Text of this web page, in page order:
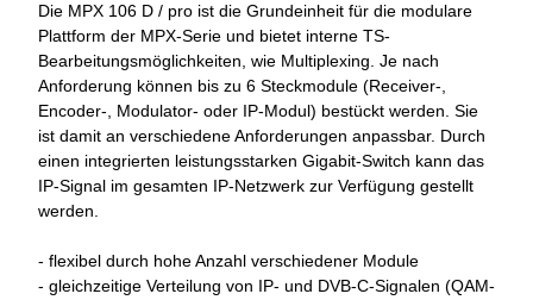
Die MPX 106 D / pro ist die Grundeinheit für die modulare
Plattform der MPX-Serie und bietet interne TS-
Bearbeitungsmöglichkeiten, wie Multiplexing. Je nach
Anforderung können bis zu 6 Steckmodule (Receiver-,
Encoder-, Modulator- oder IP-Modul) bestückt werden. Sie
ist damit an verschiedene Anforderungen anpassbar. Durch
einen integrierten leistungsstarken Gigabit-Switch kann das
IP-Signal im gesamten IP-Netzwerk zur Verfügung gestellt
werden.
- flexibel durch hohe Anzahl verschiedener Module
- gleichzeitige Verteilung von IP- und DVB-C-Signalen (QAM-